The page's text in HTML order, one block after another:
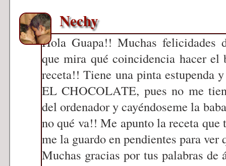
Nechy
Hola Guapa!! Muchas felicidades
que mira qué coincidencia hacer
receta!! Tiene una pinta
EL CHOCOLATE, pues no me
del ordenador y cayéndoseme la
no qué va!! Me apunto la receta que
me la guardo en pendientes para ver
Muchas gracias por tus palabras de